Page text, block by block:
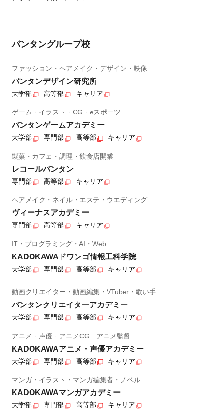
バンタングループ校
ファッション・ヘアメイク・デザイン・映像
バンタンデザイン研究所
大学部 高等部 キャリア
ゲーム・イラスト・CG・eスポーツ
バンタンゲームアカデミー
大学部 専門部 高等部 キャリア
製菓・カフェ・調理・飲食店開業
レコールバンタン
専門部 高等部 キャリア
ヘアメイク・ネイル・エステ・ウエディング
ヴィーナスアカデミー
専門部 高等部 キャリア
IT・プログラミング・AI・Web
KADOKAWAドワンゴ情報工科学院
大学部 専門部 高等部 キャリア
動画クリエイター・動画編集・VTuber・歌い手
バンタンクリエイターアカデミー
大学部 専門部 高等部 キャリア
アニメ・声優・アニメCG・アニメ監督
KADOKAWAアニメ・声優アカデミー
大学部 専門部 高等部 キャリア
マンガ・イラスト・マンガ編集者・ノベル
KADOKAWAマンガアカデミー
大学部 専門部 高等部 キャリア